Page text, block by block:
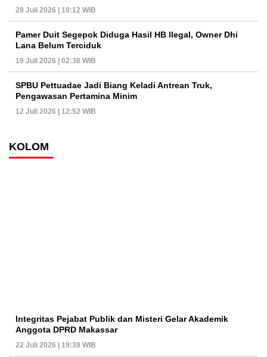
28 Juli 2026 | 10:12 WIB
Pamer Duit Segepok Diduga Hasil HB Ilegal, Owner Dhi
Lana Belum Terciduk
19 Juli 2026 | 02:38 WIB
SPBU Pettuadae Jadi Biang Keladi Antrean Truk,
Pengawasan Pertamina Minim
12 Juli 2026 | 12:52 WIB
KOLOM
Integritas Pejabat Publik dan Misteri Gelar Akademik
Anggota DPRD Makassar
22 Juli 2026 | 19:39 WIB